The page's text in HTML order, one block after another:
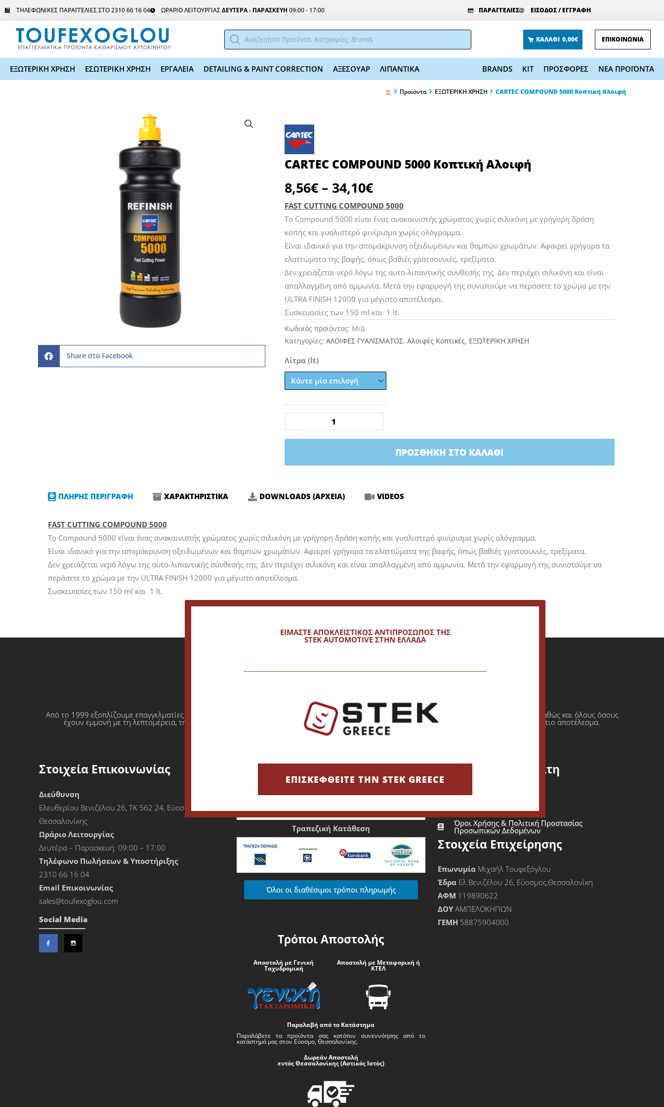
Μετάβαση
περιεχόμενο
ΤΗΛΕΦΩΝΙΚΕΣ ΠΑΡΑΓΓΕΛΙΕΣ ΣΤΟ 2310 66 16 04 ΩΡΑΡΙΟ ΛΕΙΤΟΥΡΓΙΑΣΔΕΥΤΕΡΑ - ΠΑΡΑΣΚΕΥΗ 09:00 - 17:00 ΠΑΡΑΓΓΕΛΙΕΣ ΕΙΣΟΔΟΣ / ΕΓΓΡΑΦΗ
Αναζήτηση
προϊόντων ΚΑΛΑΘΙ 0,00€ ΕΠΙΚΟΙΝΩΝΙΑ
ΕΞΩΤΕΡΙΚΗ ΧΡΗΣΗ ΕΣΩΤΕΡΙΚΗ ΧΡΗΣΗ ΕΡΓΑΛΕΙΑ DETAILING & PAINT CORRECTION ΑΞΕΣΟΥΑΡ ΛΙΠΑΝΤΙΚΑ BRANDS KIT ΠΡΟΣΦΟΡΕΣ ΝΕΑ ΠΡΟΪΟΝΤΑ
Προϊόντα ΕΞΩΤΕΡΙΚΗ ΧΡΗΣΗ CARTEC COMPOUND 5000 Κοπτική Αλοιφή
Share στο Facebook
CARTEC COMPOUND 5000 Κοπτική Αλοιφή
8,56€ – 34,10€Price
range:
8,56€
through
34,10€
FAST CUTTING COMPOUND 5000
Το Compound 5000 είναι ένας ανακαινιστής χρώματος χωρίς σιλικόνη με γρήγορη δράση
κοπής και γυαλιστερό φινίρισμα χωρίς ολόγραμμα.
Είναι ιδανικό για την απομάκρυνση οξειδωμένων και θαμπών χρωμάτων. Αφαιρεί γρήγορα τα
ελαττώματα της βαφής, όπως βαθιές γρατσουνιές, τρεξίματα.
Δεν χρειάζεται νερό λόγω της αυτο-λιπαντικής σύνθεσής της. Δεν περιέχει σιλικόνη και είναι
απαλλαγμένη από αμμωνία. Μετά την εφαρμογή της συνιστούμε να περάσετε το χρώμα με την
ULTRA FINISH 12000 για μέγιστο αποτέλεσμα.
Συσκευασίες των 150 ml και 1 lt.
Κωδικός προϊόντος: Μ/Δ
Κατηγορίες: ΑΛΟΙΦΕΣ ΓΥΑΛΙΣΜΑΤΟΣ, Αλοιφές Κοπτικές, ΕΞΩΤΕΡΙΚΗ ΧΡΗΣΗ
Λίτρα (lt)
CARTEC
COMPOUND
5000
Αλοιφή
ΠΡΟΣΘΉΚΗ ΣΤΟ ΚΑΛΆΘΙ
ΠΛΗΡΗΣ ΠΕΡΙΓΡΑΦΗ ΧΑΡΑΚΤΗΡΙΣΤΙΚΑ DOWNLOADS (ΑΡΧΕΙΑ) VIDEOS
FAST CUTTING COMPOUND 5000
Το Compound 5000 είναι ένας ανακαινιστής χρώματος χωρίς σιλικόνη με γρήγορη δράση κοπής και γυαλιστερό φινίρισμα χωρίς ολόγραμμα.
Είναι ιδανικό για την απομάκρυνση οξειδωμένων και θαμπών χρωμάτων. Αφαιρεί γρήγορα τα ελαττώματα της βαφής, όπως βαθιές γρατσουνιές, τρεξίματα.
Δεν χρειάζεται νερό λόγω της αυτο-λιπαντικής σύνθεσής της. Δεν περιέχει σιλικόνη και είναι απαλλαγμένη από αμμωνία. Μετά την εφαρμογή της συνιστούμε να
περάσετε το χρώμα με την ULTRA FINISH 12000 για μέγιστο αποτέλεσμα.
Συσκευασίες των 150 ml και 1 lt.
Από το 1999 εξοπλίζουμε επαγγελματίες που θέλουν να ξεχωρίσουν και ασχολούνται με πλυντήρια αυτοκινήτων και πρατήρια υγρών καυσίμων καθώς και όλους όσους
έχουν εμμονή με τη λεπτομέρεια, την απόλυτη καθαριότητα, απαιτούν επιμέλεια στην εμφάνιση και δίνουν έμφαση πάντοτε σε ένα τελικό άρτιο αποτέλεσμα.
Στοιχεία Επικοινωνίας
Διεύθυνση
Ελευθερίου Βενιζέλου 26, ΤΚ 562 24, Εύοσμος
Θεσσαλονίκης
Ωράριο Λειτουργίας
Δευτέρα – Παρασκευή: 09:00 – 17:00
Τηλέφωνο Πωλήσεων & Υποστήριξης
2310 66 16 04
Εmail Επικοινωνίας
sales@toufexoglou.com
Social Media
Χρεωστική/Πιστωτική Κάρτα/IRIS
Τραπεζική Κατάθεση
Όλοι οι διαθέσιμοι τρόποι πληρωμής
Τρόποι Αποστολής
Αποστολή με Γενική
Ταχυδρομική
Αποστολή με Μεταφορική ή
ΚΤΕΛ
Παραλαβή από το Κατάστημα
Παραλάβετε τα προϊόντα σας κατόπιν συνεννόησης από το
κατάστημά μας στον Εύοσμο, Θεσσαλονίκης.
Δωρεάν Αποστολή
εντός Θεσσαλονίκης (Αστικός Ιστός)
Εξυπηρέτηση Πελάτη
Όροι Χρήσης & Πολιτική Προστασίας
Προσωπικών Δεδομένων
Στοιχεία Επιχείρησης
Επωνυμία Μιχαήλ Τουφεξόγλου
Έδρα Ελ.Βενιζέλου 26, Εύοσμος,Θεσσαλονίκη
ΑΦΜ 119890622
ΔΟΥΑΜΠΕΛΟΚΗΠΩΝ
ΓΕΜΗ 58875904000
ΕΙΜΑΣΤΕ ΑΠΟΚΛΕΙΣΤΙΚΟΣ ΑΝΤΙΠΡΟΣΩΠΟΣ ΤΗΣ
STEK AUTOMOTIVE ΣΤΗΝ ΕΛΛΑΔΑ
ΕΠΙΣΚΕΦΘΕΙΤΕ ΤΗΝ STEK GREECE